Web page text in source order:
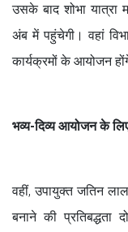
उसके बाद शोभा यात्रा
अंब में पहुंचेगी। वहां
कार्यक्रमों के आयोजन
भव्य-दिव्य आयोजन के
वहीं, उपायुक्त जतिन
बनाने की प्रतिबद्धता